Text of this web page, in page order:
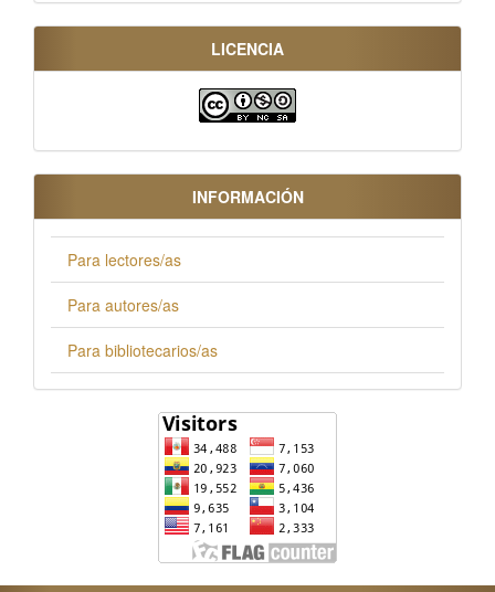
LICENCIA
INFORMACIÓN
Para lectores/as
Para autores/as
Para bibliotecarios/as